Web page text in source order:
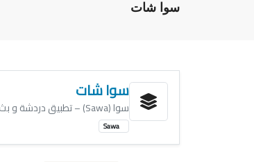
سوا شات
سوا شات
سوا (Sawa) – تطبيق دردشة و بث صوتي هدفه جمعك مع اصدقاء مميزين حيث يمكنك الدردشة الصوتية مجانا وامضاء وقت ممتع.